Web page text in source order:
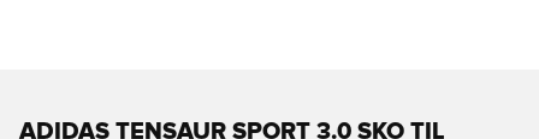
ADIDAS TENSAUR SPORT 3.0 SKO TIL